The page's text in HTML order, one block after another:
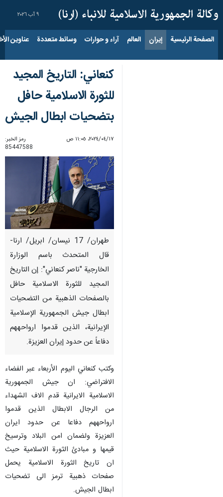
٩ آب ٢٠٢٦
الصفحة الرئيسية إيران العالم آراء و حوارات وسائط متعددة عناوين
كنعاني: التاريخ المجيد
للثورة الاسلامية حافل
بتضحيات ابطال الجيش
١٧‏/٠٤‏/٢٠٢٤، ١١:٠٥ ص
رمز الخبر:
85447588
طهران/ 17 نيسان/ ابريل/ ارنا-
قال المتحدث باسم الوزارة
الخارجية "ناصر كنعاني": إن التاريخ
المجيد للثورة الاسلامية حافل
بالصفحات الذهبية من التضحيات
ابطال جيش الجمهورية الإسلامية
الإيرانية، الذين قدموا ارواحههم
دفاعاً عن حدود إيران العزيزة.
وكتب كنعاني اليوم الأربعاء عبر الفضاء
الافتراضي: ان جيش الجمهورية
الاسلامية الايرانية قدم الاف الشهداء
من الرجال الابطال الذين قدموا
ارواحههم دفاعا عن حدود ايران
العزيزة ولضمان امن البلاد وترسيخ
قيمها و مبادئ الثورة الاسلامية حيث
ان تاريخ الثورة الاسلامية يحمل
صفحات ذهبية ترمز الى تضحيات
ابطال الجيش.